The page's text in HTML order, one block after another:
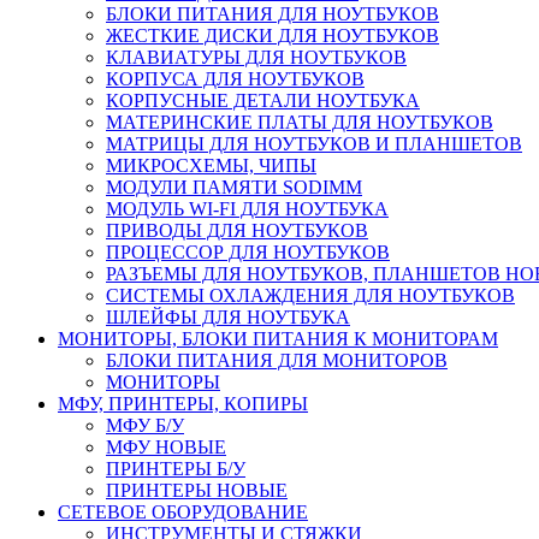
БЛОКИ ПИТАНИЯ ДЛЯ НОУТБУКОВ
ЖЕСТКИЕ ДИСКИ ДЛЯ НОУТБУКОВ
КЛАВИАТУРЫ ДЛЯ НОУТБУКОВ
КОРПУСА ДЛЯ НОУТБУКОВ
КОРПУСНЫЕ ДЕТАЛИ НОУТБУКА
МАТЕРИНСКИЕ ПЛАТЫ ДЛЯ НОУТБУКОВ
МАТРИЦЫ ДЛЯ НОУТБУКОВ И ПЛАНШЕТОВ
МИКРОСХЕМЫ, ЧИПЫ
МОДУЛИ ПАМЯТИ SODIMM
МОДУЛЬ WI-FI ДЛЯ НОУТБУКА
ПРИВОДЫ ДЛЯ НОУТБУКОВ
ПРОЦЕССОР ДЛЯ НОУТБУКОВ
РАЗЪЕМЫ ДЛЯ НОУТБУКОВ, ПЛАНШЕТОВ
СИСТЕМЫ ОХЛАЖДЕНИЯ ДЛЯ НОУТБУКОВ
ШЛЕЙФЫ ДЛЯ НОУТБУКА
МОНИТОРЫ, БЛОКИ ПИТАНИЯ К МОНИТОРАМ
БЛОКИ ПИТАНИЯ ДЛЯ МОНИТОРОВ
МОНИТОРЫ
МФУ, ПРИНТЕРЫ, КОПИРЫ
МФУ Б/У
МФУ НОВЫЕ
ПРИНТЕРЫ Б/У
ПРИНТЕРЫ НОВЫЕ
СЕТЕВОЕ ОБОРУДОВАНИЕ
ИНСТРУМЕНТЫ И СТЯЖКИ